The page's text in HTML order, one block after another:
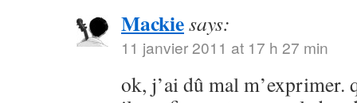
Mackiesays:
11 janvier 2011 at 17 h 27 min
ok, j’ai dû mal m’exprimer.